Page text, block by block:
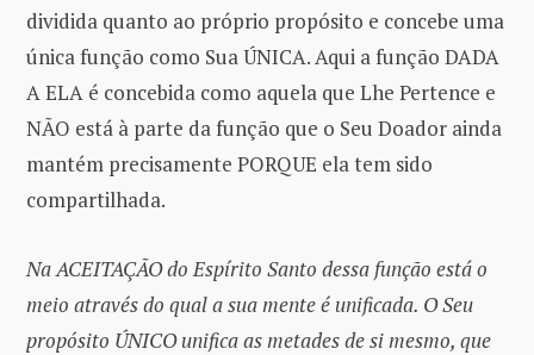
dividida quanto ao próprio propósito e concebe uma
única função como Sua ÚNICA. Aqui a função DADA
A ELA é concebida como aquela que Lhe Pertence e
NÃO está à parte da função que o Seu Doador ainda
mantém precisamente PORQUE ela tem sido
compartilhada.
Na ACEITAÇÃO do Espírito Santo dessa função está o
meio através do qual a sua mente é unificada. O Seu
propósito ÚNICO unifica as metades de si mesmo, que